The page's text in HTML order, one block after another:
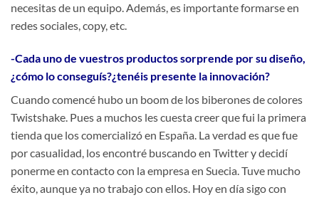
necesitas de un equipo. Además, es importante formarse en
redes sociales, copy, etc.
-Cada uno de vuestros productos sorprende por su diseño,
¿cómo lo conseguís?¿tenéis presente la innovación?
Cuando comencé hubo un boom de los biberones de colores
Twistshake. Pues a muchos les cuesta creer que fui la primera
tienda que los comercializó en España. La verdad es que fue
por casualidad, los encontré buscando en Twitter y decidí
ponerme en contacto con la empresa en Suecia. Tuve mucho
éxito, aunque ya no trabajo con ellos. Hoy en día sigo con